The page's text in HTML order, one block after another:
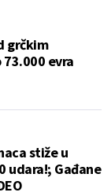
grčkim
evra
stiže u
udara!; Gađane